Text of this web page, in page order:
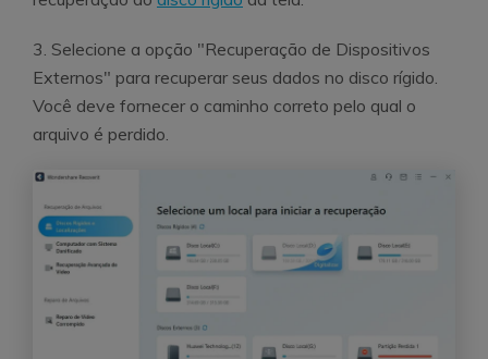
3. Selecione a opção "Recuperação de Dispositivos
Externos" para recuperar seus dados no disco rígido.
Você deve fornecer o caminho correto pelo qual o
arquivo é perdido.